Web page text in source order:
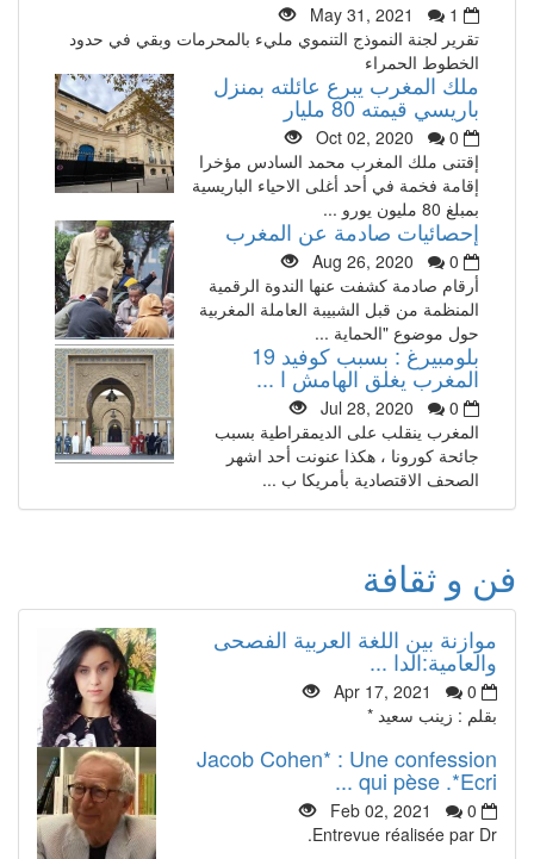
May 31, 2021
1
تقرير لجنة النموذج التنموي مليء بالمحرمات وبقي في حدود
الخطوط الحمراء
ملك المغرب يبرع عائلته بمنزل
باريسي قيمته 80 مليار
Oct 02, 2020
0
إقتنى ملك المغرب محمد السادس مؤخرا
إقامة فخمة في أحد أغلى الاحياء الباريسية
بمبلغ 80 مليون يورو ...
إحصائيات صادمة عن المغرب
Aug 26, 2020
0
أرقام صادمة كشفت عنها الندوة الرقمية
المنظمة من قبل الشبيبة العاملة المغربية
حول موضوع "الحماية ...
بلومبيرغ : بسبب كوفيد 19
المغرب يغلق الهامش ا ...
Jul 28, 2020
0
المغرب ينقلب على الديمقراطية بسبب
جائحة كورونا ، هكذا عنونت أحد اشهر
الصحف الاقتصادية بأمريكا ب ...
فن و ثقافة
موازنة بين اللغة العربية الفصحى
والعامية:الدا ...
Apr 17, 2021
0
بقلم : زينب سعيد *
Jacob Cohen* : Une confession
qui pèse .*Ecri ...
Feb 02, 2021
0
Entrevue réalisée par Dr.